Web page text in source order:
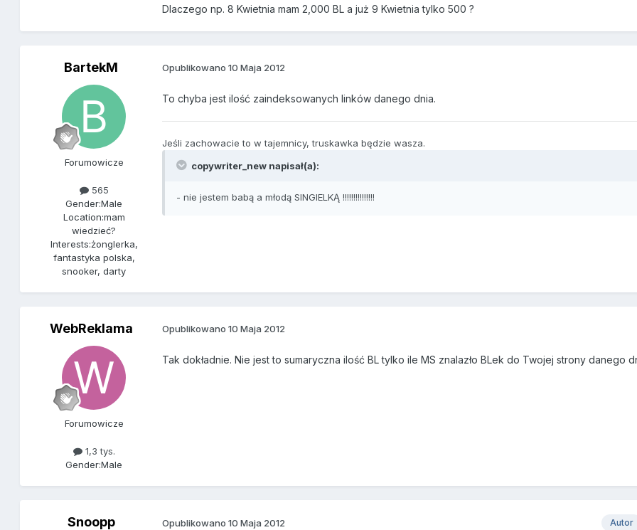
Dlaczego np. 8 Kwietnia mam 2,000 BL a już 9 Kwietnia tylko 500 ?
BartekM
Forumowicze
565
Gender:Male
Location:mam
wiedzieć?
Interests:żonglerka,
fantastyka polska,
snooker, darty
Opublikowano10 Maja 2012
To chyba jest ilość zaindeksowanych linków danego dnia.
Jeśli zachowacie to w tajemnicy, truskawka będzie wasza.
copywriter_new napisał(a):
- nie jestem babą a młodą SINGIELKĄ !!!!!!!!!!!!!!!
WebReklama
Forumowicze
1,3 tys.
Gender:Male
Opublikowano10 Maja 2012
Tak dokładnie. Nie jest to sumaryczna ilość BL tylko ile MS znalazło BLek do Twojej strony danego
Snoopp Autor
Opublikowano10 Maja 2012